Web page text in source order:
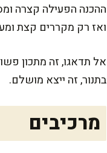
ואז רק מקררים קצת
אל תדאגו, זה מתכון
בתנור, זה ייצא מושלם.
מרכיבים